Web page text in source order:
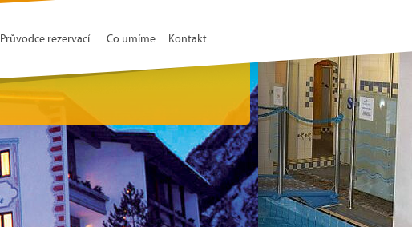
Průvodce rezervací Co umíme Kontakt